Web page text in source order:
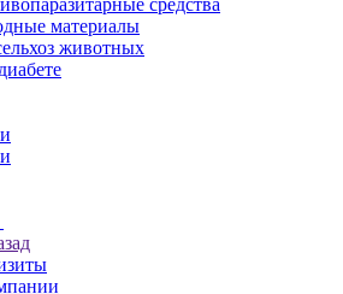
средства
материалы
животных